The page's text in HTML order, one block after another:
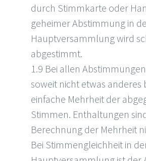
durch Stimmkarte oder
geheimer Abstimmung in
Hauptversammlung wird
abgestimmt.
1.9 Bei allen
soweit nicht etwas anderes
einfache Mehrheit der
Stimmen. Enthaltungen
Berechnung der Mehrheit
Bei Stimmengleichheit in